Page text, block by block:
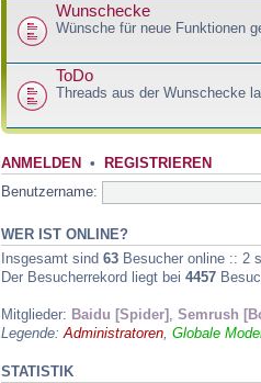
Wunschecke
Wünsche für neue Funktionen
ToDo
Threads aus der Wunschecke
ANMELDEN • REGISTRIEREN
Benutzername:
WER IST ONLINE?
Insgesamt sind 63 Besucher online :: 2
Der Besucherrekord liegt bei 4457
Mitglieder: Baidu [Spider]
Semrush
Legende: Administratoren Globale
STATISTIK